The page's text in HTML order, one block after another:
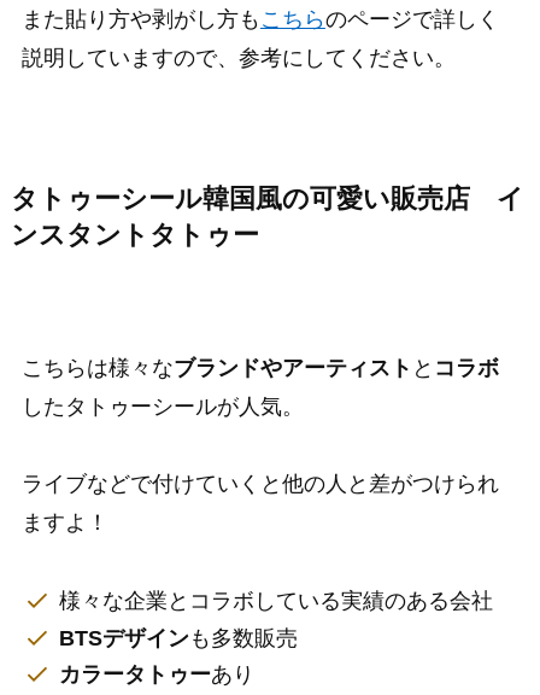
また貼り方や剥がし方も こちらのページで詳しく
説明していますので、参考にしてください。
タトゥーシール韓国風の可愛い販売店 イ
ンスタントタトゥー
こちらは様々なブランドやアーティスト と コラボ
したタトゥーシールが人気。
ライブなどで付けていくと他の人と差がつけられ
ますよ！
様々な企業とコラボしている実績のある会社
BTSデザインも多数販売
カラータトゥーあり